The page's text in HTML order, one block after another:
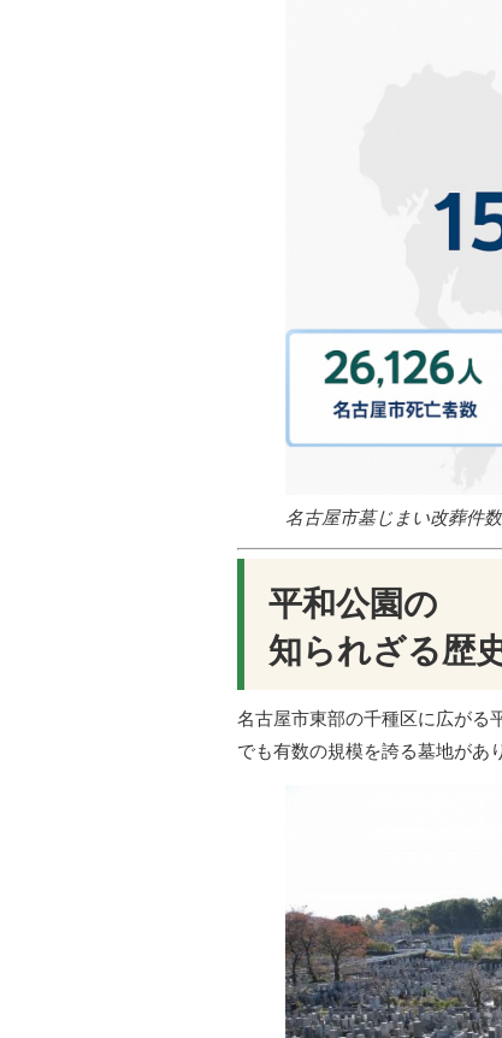
名古屋市墓じまい改葬件
平和公園の
知られざる歴
名古屋市東部の千種区に広がる
でも有数の規模を誇る墓地があ